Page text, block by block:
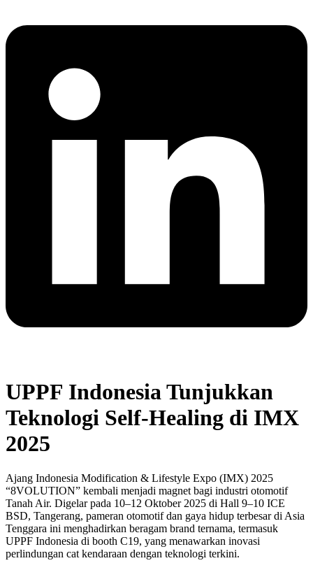
UPPF Indonesia Tunjukkan
Teknologi Self-Healing di IMX
2025
Ajang Indonesia Modification & Lifestyle Expo (IMX) 2025
“8VOLUTION” kembali menjadi magnet bagi industri otomotif
Tanah Air. Digelar pada 10–12 Oktober 2025 di Hall 9–10 ICE
BSD, Tangerang, pameran otomotif dan gaya hidup terbesar di Asia
Tenggara ini menghadirkan beragam brand ternama, termasuk
UPPF Indonesia di booth C19, yang menawarkan inovasi
perlindungan cat kendaraan dengan teknologi terkini.